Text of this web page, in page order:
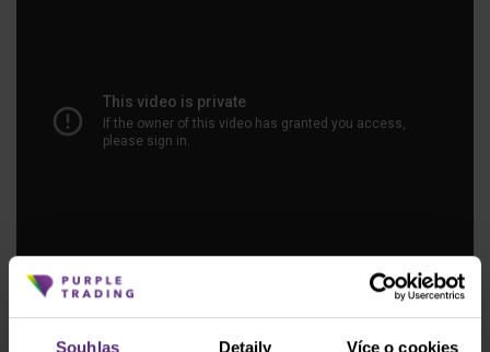
Souhlas Detaily Více o cookies